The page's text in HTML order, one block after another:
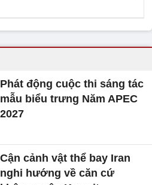
Phát động cuộc thi sáng tác
mẫu biểu trưng Năm APEC
2027
Cận cảnh vật thể bay Iran
nghi hướng về căn cứ